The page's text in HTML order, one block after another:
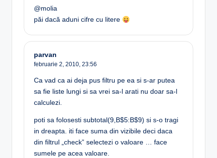
@molia
păi dacă aduni cifre cu litere
parvan
februarie 2, 2010, 23:56
Ca vad ca ai deja pus filtru pe ea si s-ar putea
sa fie liste lungi si sa vrei sa-l arati nu doar sa-l
calculezi.
poti sa folosesti subtotal(9,B$5:B$9) si s-o tragi
in dreapta. iti face suma din vizibile deci daca
din filtrul „check” selectezi o valoare … face
sumele pe acea valoare.